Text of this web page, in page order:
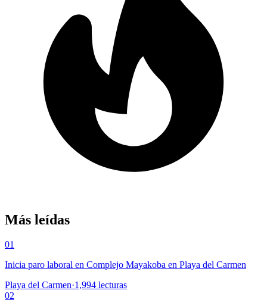
Más leídas
01
Inicia paro laboral en Complejo Mayakoba en Playa del Carmen
Playa del Carmen·1,994 lecturas
02